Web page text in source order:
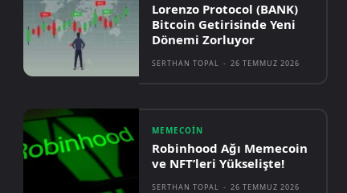
Lorenzo Protocol (BANK)
Bitcoin Getirisinde Yeni
Dönemi Zorluyor
SERTHAN TOPAL - 26 TEMMUZ 2026
MEMECOIN
Robinhood Ağı Memecoin
ve NFT’leri Yükselişte!
SERTHAN TOPAL - 26 TEMMUZ 2026